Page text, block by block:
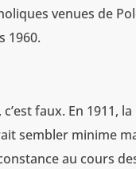
venues de
1960.
faux. En 1911,
sembler minime
au cours